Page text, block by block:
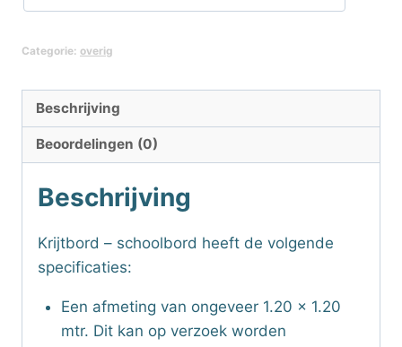
Categorie: overig
Beschrijving
Beoordelingen (0)
Beschrijving
Krijtbord – schoolbord heeft de volgende
specificaties:
Een afmeting van ongeveer 1.20 x 1.20
mtr. Dit kan op verzoek worden